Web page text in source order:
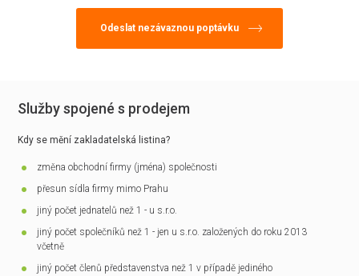
Služby spojené s prodejem
Kdy se mění zakladatelská listina?
změna obchodní firmy (jména) společnosti
přesun sídla firmy mimo Prahu
jiný počet jednatelů než 1 - u s.r.o.
jiný počet společníků než 1 - jen u s.r.o. založených do roku 2013
včetně
jiný počet členů představenstva než 1 v případě jediného